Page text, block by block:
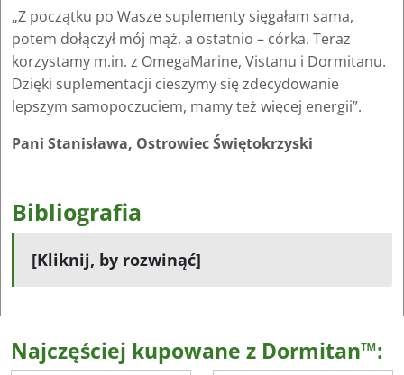
„Z początku po Wasze suplementy sięgałam sama,
potem dołączył mój mąż, a ostatnio – córka. Teraz
korzystamy m.in. z OmegaMarine, Vistanu i Dormitanu.
Dzięki suplementacji cieszymy się zdecydowanie
lepszym samopoczuciem, mamy też więcej energii”.
Pani Stanisława, Ostrowiec Świętokrzyski
Bibliografia
[Kliknij, by rozwinąć]
Najczęściej kupowane z Dormitan™: